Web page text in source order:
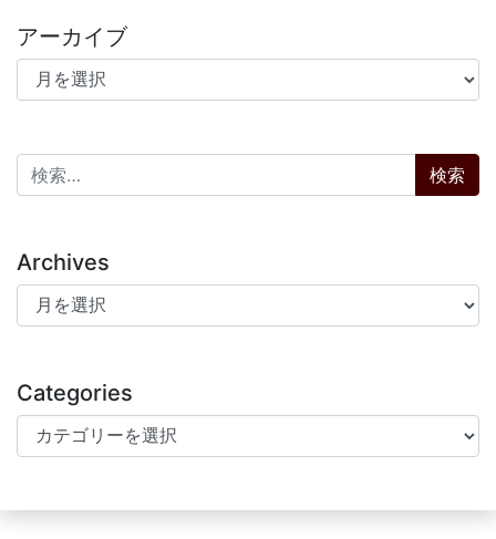
アーカイブ
アーカイブ
検索:
Archives
Archives
Categories
Categories